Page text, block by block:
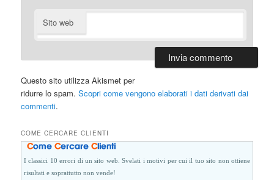
Sito web
Questo sito utilizza Akismet per
ridurre lo spam.Scopri come vengono elaborati i dati derivati dai
commenti.
COME CERCARE CLIENTI
I classici 10 errori di un sito web. Svelati i motivi per cui il tuo sito non ottiene
risultati e soprattutto non vende!